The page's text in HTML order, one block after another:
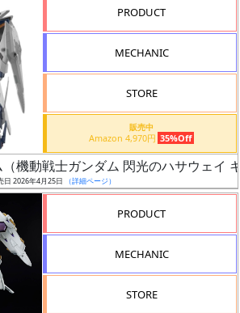
PRODUCT
MECHANIC
STORE
販売中
Amazon 4,970円 35%Off
機動戦士ガンダム 閃光のハサウェイ
日 2026年4月25日 （詳細ページ）
PRODUCT
MECHANIC
STORE